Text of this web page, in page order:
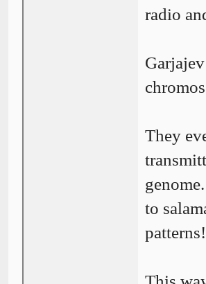
radio
They
to
patterns!